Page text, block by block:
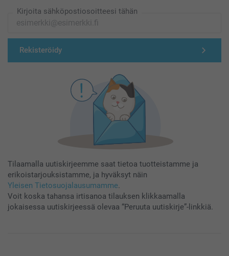
Kirjoita sähköpostiosoitteesi tähän
Rekisteröidy
Tilaamalla uutiskirjeemme saat tietoa tuotteistamme ja
erikoistarjouksistamme, ja hyväksyt näin
Yleisen Tietosuojalausumamme.
Voit koska tahansa irtisanoa tilauksen klikkaamalla
jokaisessa uutiskirjeessä olevaa “Peruuta uutiskirje”-linkkiä.